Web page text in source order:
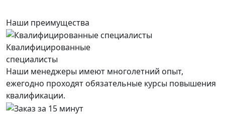
Наши преимущества
Квалифицированные
специалисты
Наши менеджеры имеют многолетний опыт,
ежегодно проходят обязательные курсы повышения
квалификации.